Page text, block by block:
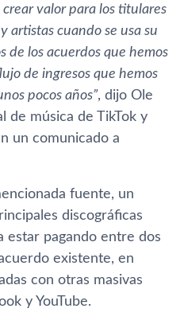
crear valor para los titulares
artistas cuando se usa su
de los acuerdos que hemos
de ingresos que hemos
pocos años”, dijo Ole
de música de TikTok y
un comunicado a
fuente, un
discográficas
estar pagando entre dos
existente, en
con otras masivas
y YouTube.